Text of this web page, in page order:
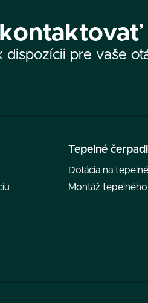
kontaktovať
dispozícii pre vaše
Tepelné
Dotácia na
Montáž